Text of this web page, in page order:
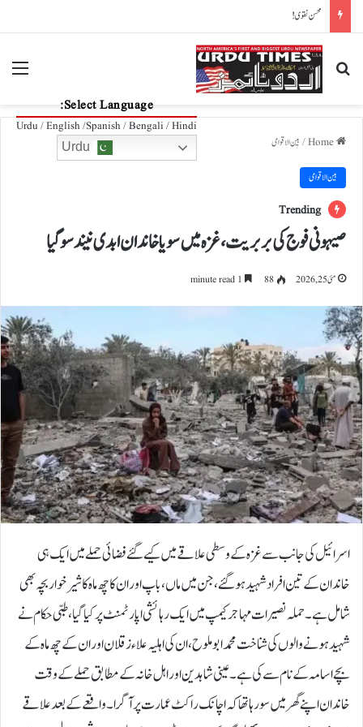
Select Language:
Urdu / English /Spanish / Bengali / Hindi
لاحاصل جنگ!
Search for
/ بین الاقوامی
بین الاقوامی
Trending
صیہونی فوج کی بربریت،غزہ میں سویا خاندان ابدی نیند سو گیا
مئی 25, 2026 88
اسرائیل کی جانب سے غزہ کے وسطی علاقے میں کیے گئے فضائی حملے میں ایک ہی
خاندان کے تین افراد شہید ہوگئے، جن میں ماں، باپ اور ان کا چھ ماہ کا شیر خوار بچہ بھی
شامل ہے۔حملہ نصیرات مہاجر کیمپ میں ایک رہائشی اپارٹمنٹ پر کیا گیا، طبی حکام نے
شہید ہونے والوں کی شناخت محمد ابو ملوح، ان کی اہلیہ علاء زقلان اور ان کے چھ ماہ کے
بچے اسامہ کے نام سے کی ہے۔عینی شاہدین اور اہل خانہ کے مطابق حملے کے وقت
خاندان اپنے گھر میں سو رہا تھا کہ اچانک راکٹ عمارت پر آ گرا۔ واقعے کے بعد علاقے